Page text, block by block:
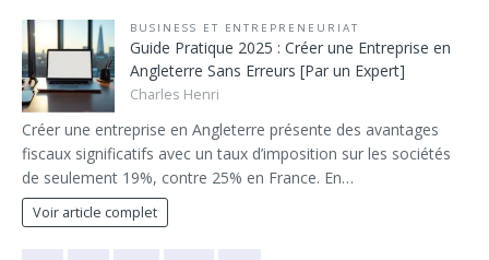
BUSINESS ET ENTREPRENEURIAT
Guide Pratique 2025 : Créer une Entreprise en
Angleterre Sans Erreurs [Par un Expert]
Charles Henri
Créer une entreprise en Angleterre présente des avantages
fiscaux significatifs avec un taux d’imposition sur les sociétés
de seulement 19%, contre 25% en France. En…
Voir article complet